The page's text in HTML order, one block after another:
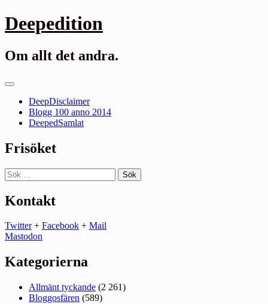
Gå
till
Deepedition
Om allt det andra.
Primär
DeepDisclaimer
Blogg 100 anno 2014
DeepedSamlat
Frisöket
Sök
efter:
Kontakt
Twitter+ Facebook + Mail
Mastodon
Kategorierna
Allmänt tyckande (2 261)
Bloggosfären (589)